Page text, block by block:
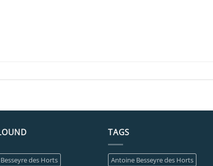
des Horts
TAGS
Antoine Besseyre des Horts